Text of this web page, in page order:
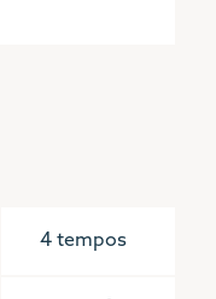
4 tempos